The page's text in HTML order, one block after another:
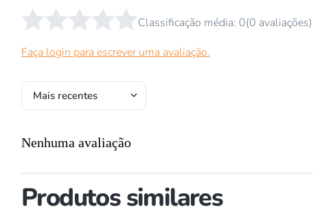
☆ ☆ ☆ ☆ ☆ Classificação média: 0(0 avaliações)
Faça login para escrever uma avaliação.
Mais recentes
Nenhuma avaliação
Produtos similares